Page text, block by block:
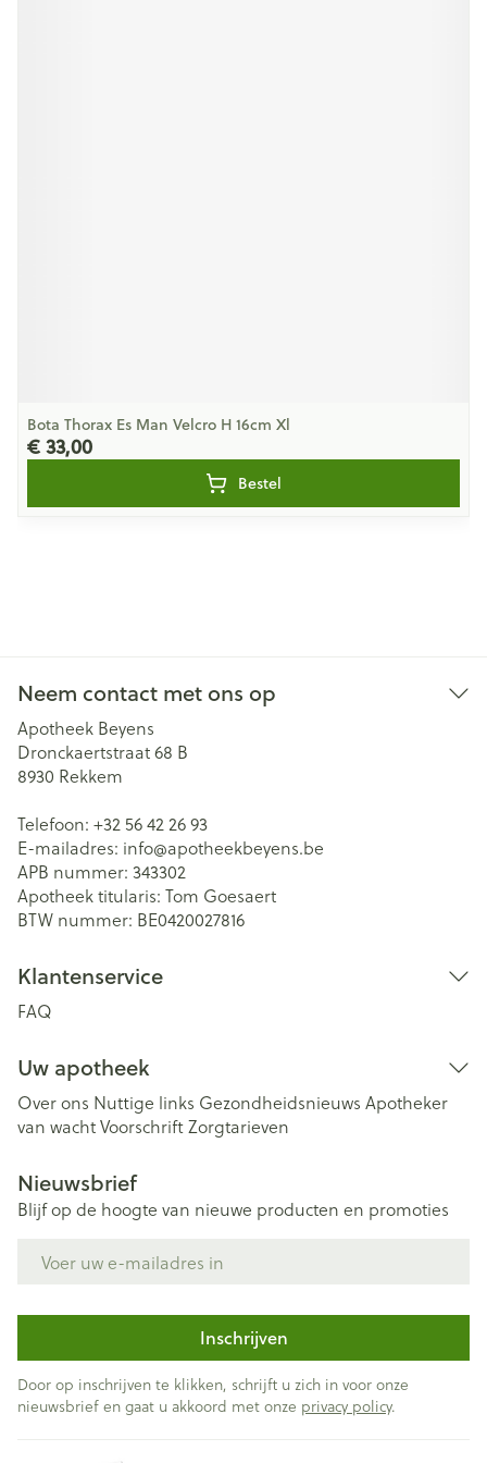
Bota Thorax Es Man Velcro H 16cm Xl
€ 33,00
Bestel
Neem contact met ons op
Apotheek Beyens
Dronckaertstraat 68 B
8930 Rekkem
Telefoon: +32 56 42 26 93
E-mailadres: info@apotheekbeyens.be
APB nummer: 343302
Apotheek titularis: Tom Goesaert
BTW nummer: BE0420027816
Klantenservice
FAQ
Uw apotheek
Over ons Nuttige links Gezondheidsnieuws Apotheker
van wachtVoorschriftZorgtarieven
Nieuwsbrief
Blijf op de hoogte van nieuwe producten en promoties
Inschrijven
Door op inschrijven te klikken, schrijft u zich in voor onze
nieuwsbrief en gaat u akkoord met onze privacy policy.